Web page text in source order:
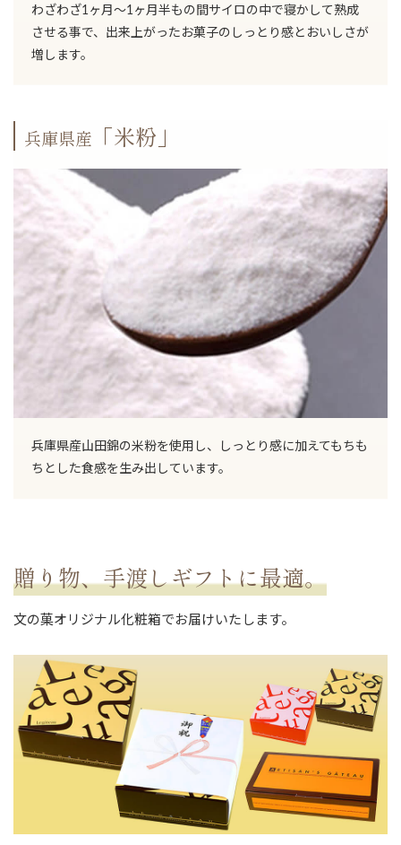
わざわざ1ヶ月～1ヶ月半もの間サイロの中で寝かして熟成
させる事で、出来上がったお菓子のしっとり感とおいしさが
増します。
兵庫県産 「米粉」
兵庫県産山田錦の米粉を使用し、しっとり感に加えてもちも
ちとした食感を生み出しています。
贈り物、手渡しギフトに最適。
文の菓オリジナル化粧箱でお届けいたします。